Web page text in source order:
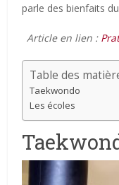
parle des bienfaits
Article en lien :
Table des
Taekwondo
Les écoles